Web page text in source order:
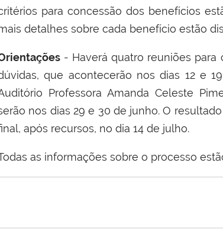
para concessão dos benefícios
detalhes sobre cada benefício estão
- Haverá quatro reuniões
que acontecerão nos dias 12 e
Professora Amanda Celeste
nos dias 29 e 30 de junho. O
após recursos, no dia 14 de julho.
as informações sobre o processo